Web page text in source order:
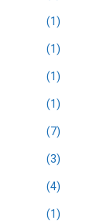
(1)
(1)
(1)
(1)
(7)
(3)
(4)
(1)